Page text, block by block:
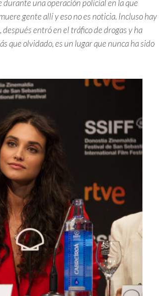
una operación policial en la que
gente allí y eso no es noticia. Incluso hay
entró en el tráfico de drogas y ha
que olvidado, es un lugar que nunca ha sido